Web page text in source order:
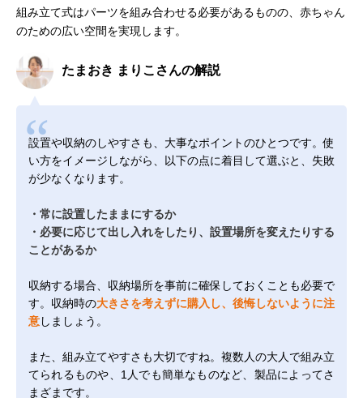
組み立て式はパーツを組み合わせる必要があるものの、赤ちゃん
のための広い空間を実現します。
たまおき まりこさんの解説
設置や収納のしやすさも、大事なポイントのひとつです。使
い方をイメージしながら、以下の点に着目して選ぶと、失敗
が少なくなります。
・常に設置したままにするか
・必要に応じて出し入れをしたり、設置場所を変えたりする
ことがあるか
収納する場合、収納場所を事前に確保しておくことも必要で
す。収納時の大きさを考えずに購入し、後悔しないように注
意しましょう。
また、組み立てやすさも大切ですね。複数人の大人で組み立
てられるものや、1人でも簡単なものなど、製品によってさ
まざまです。